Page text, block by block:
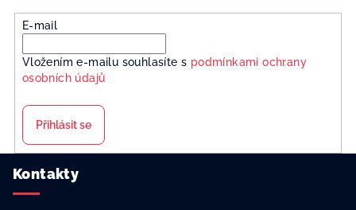
E-mail
Vložením e-mailu souhlasíte s podmínkami ochrany
osobních údajů
Přihlásit se
Kontakty